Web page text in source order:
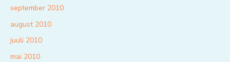
september 2010
august 2010
juuli 2010
mai 2010